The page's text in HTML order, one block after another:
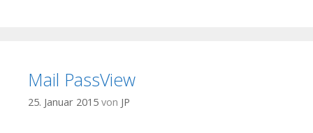
Mail PassView
25. Januar 2015 von JP